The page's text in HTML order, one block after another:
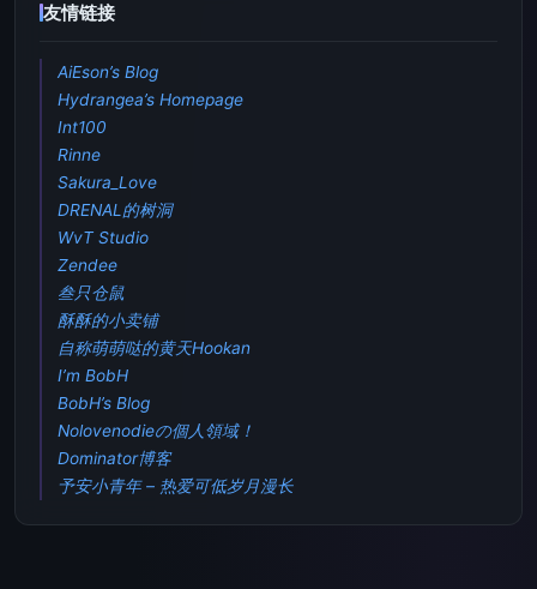
友情链接
AiEson’s Blog
Hydrangea’s Homepage
Int100
Rinne
Sakura_Love
DRENAL的树洞
WvT Studio
Zendee
叁只仓鼠
酥酥的小卖铺
自称萌萌哒的黄天Hookan
I’m BobH
BobH’s Blog
Nolovenodieの個人領域！
Dominator博客
予安小青年 – 热爱可低岁月漫长